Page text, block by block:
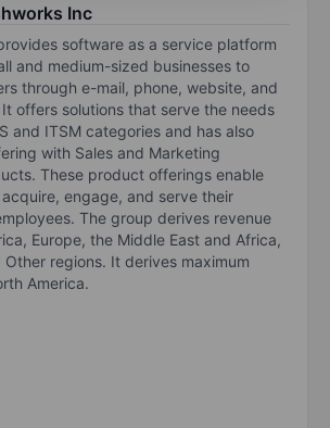
Inc
software as a service platform
and medium-sized businesses to
through e-mail, phone, website, and
offers solutions that serve the needs
and ITSM categories and has also
with Sales and Marketing
These product offerings enable
engage, and serve their
The group derives revenue
Europe, the Middle East and Africa,
Other regions. It derives maximum
America.